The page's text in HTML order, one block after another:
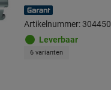
Artikelnummer: 304450
Leverbaar
6 varianten